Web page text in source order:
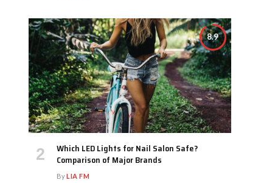
8.9
Which LED Lights for Nail Salon Safe?
Comparison of Major Brands
ByLIA FM